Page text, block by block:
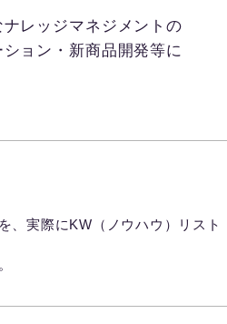
レッジマネジメントの
ョン・新商品開発等に
、実際にKW（ノウハウ）リスト